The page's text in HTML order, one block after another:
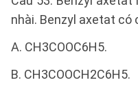
nhài. Benzyl axetat có
A. CH3COOC6H5.
B. CH3COOCH2C6H5.